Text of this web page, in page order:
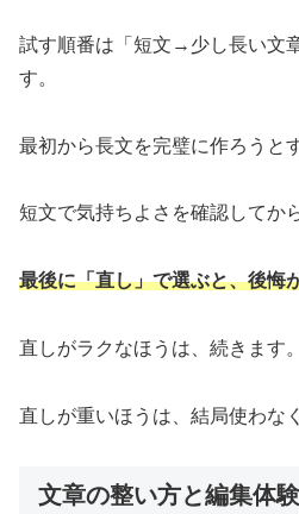
試す順番は「短文→少し長い文
す。
最初から長文を完璧に作ろうと
短文で気持ちよさを確認してか
最後に「直し」で選ぶと、後悔
直しがラクなほうは、続きます。
直しが重いほうは、結局使わな
文章の整い方と編集体験